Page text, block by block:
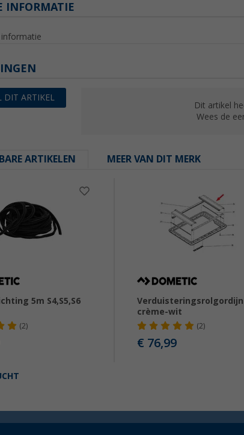
INFORMATIE
informatie
DIT ARTIKEL
Dit artikel
Wees de
ARTIKELEN MEER VAN DIT MERK
5m S4,S5,S6
(2)
Verduisteringsrolgordijn
crème-wit
(2)
€ 76,99